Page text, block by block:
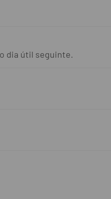
dia útil seguinte.